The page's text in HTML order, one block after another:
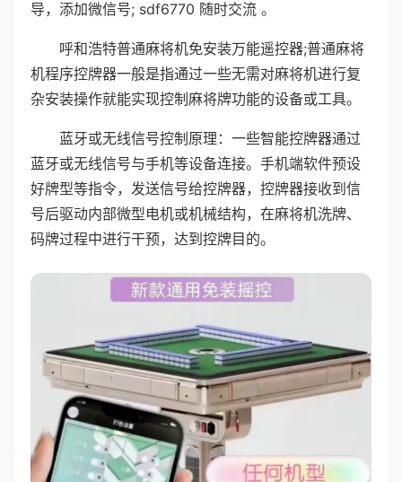
导，添加微信号; sdf6770 随时交流 。
呼和浩特普通麻将机免安装万能遥控器;普通麻将
机程序控牌器一般是指通过一些无需对麻将机进行复
杂安装操作就能实现控制麻将牌功能的设备或工具。
蓝牙或无线信号控制原理：一些智能控牌器通过
蓝牙或无线信号与手机等设备连接。手机端软件预设
好牌型等指令，发送信号给控牌器，控牌器接收到信
号后驱动内部微型电机或机械结构，在麻将机洗牌、
码牌过程中进行干预，达到控牌目的。